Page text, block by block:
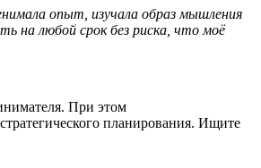
опыт, изучала образ мышления
на любой срок без риска, что моё
При этом
планирования. Ищите